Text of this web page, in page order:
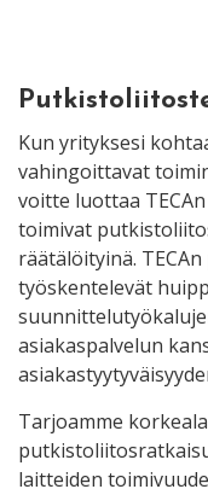
Kun yrityksesi
vahingoittavat
voitte luottaa
toimivat
räätälöityinä.
työskentelevät
asiakaspalvelun
Tarjoamme
laitteiden